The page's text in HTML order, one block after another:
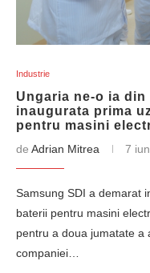
Industrie
Ungaria ne-o ia
inaugurata prima
pentru masini
de Adrian Mitrea 7
Samsung SDI a demarat
baterii pentru masini
pentru a doua jumatate a
companiei…